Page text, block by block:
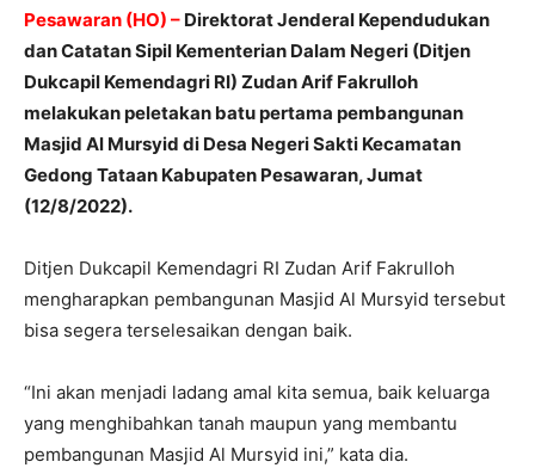
Pesawaran (HO) – Direktorat Jenderal Kependudukan
dan Catatan Sipil Kementerian Dalam Negeri (Ditjen
Dukcapil Kemendagri RI) Zudan Arif Fakrulloh
melakukan peletakan batu pertama pembangunan
Masjid Al Mursyid di Desa Negeri Sakti Kecamatan
Gedong Tataan Kabupaten Pesawaran, Jumat
(12/8/2022).
Ditjen Dukcapil Kemendagri RI Zudan Arif Fakrulloh
mengharapkan pembangunan Masjid Al Mursyid tersebut
bisa segera terselesaikan dengan baik.
“Ini akan menjadi ladang amal kita semua, baik keluarga
yang menghibahkan tanah maupun yang membantu
pembangunan Masjid Al Mursyid ini,” kata dia.